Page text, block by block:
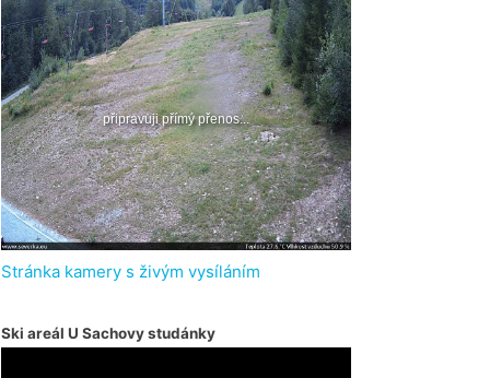
Stránka kamery s živým vysíláním
Ski areál U Sachovy studánky